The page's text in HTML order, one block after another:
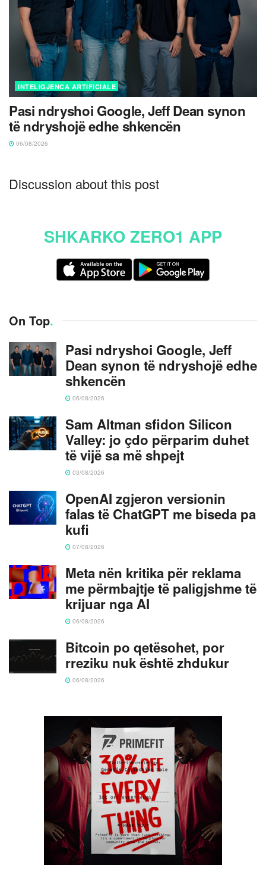
INTELIGJENCA ARTIFICIALE
Pasi ndryshoi Google, Jeff Dean synon
të ndryshojë edhe shkencën
06/08/2026
Discussion about this post
SHKARKO ZERO1 APP
On Top.
Pasi ndryshoi Google, Jeff
Dean synon të ndryshojë edhe
shkencën
06/08/2026
Sam Altman sfidon Silicon
Valley: jo çdo përparim duhet
të vijë sa më shpejt
03/08/2026
OpenAI zgjeron versionin
falas të ChatGPT me biseda pa
kufi
07/08/2026
Meta nën kritika për reklama
me përmbajtje të paligjshme të
krijuar nga AI
06/08/2026
Bitcoin po qetësohet, por
rreziku nuk është zhdukur
06/08/2026